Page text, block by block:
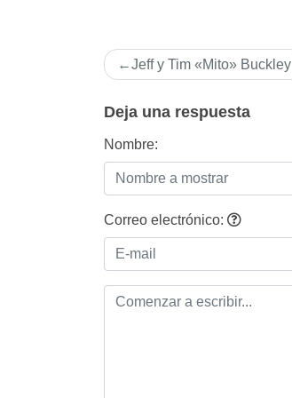
Navegación
de
entradas
Jeff y Tim «Mito» Buckley
Deja una respuesta
Nombre:
Correo electrónico: